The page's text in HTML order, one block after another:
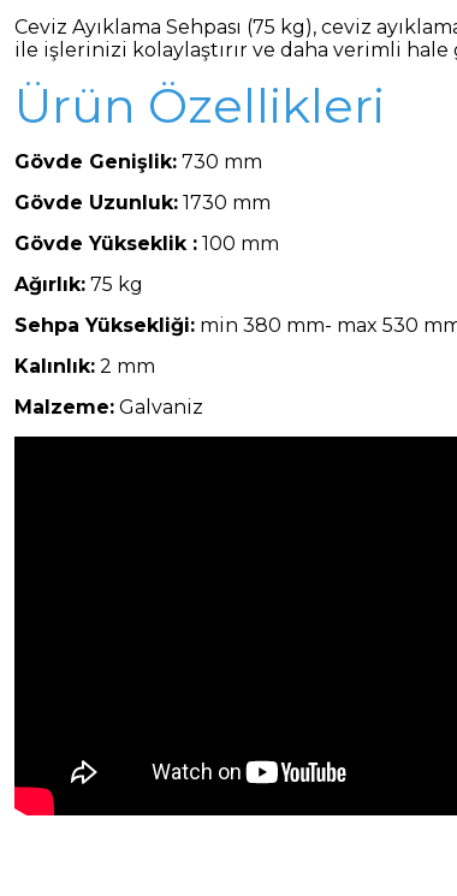
Ceviz Ayıklama Sehpası (75 kg), ceviz
ile işlerinizi kolaylaştırır ve daha verimli hale
Ürün Özellikleri
Gövde Genişlik: 730 mm
Gövde Uzunluk: 1730 mm
Gövde Yükseklik : 100 mm
Ağırlık: 75 kg
Sehpa Yüksekliği: min 380 mm- max 530
Kalınlık: 2 mm
Malzeme: Galvaniz